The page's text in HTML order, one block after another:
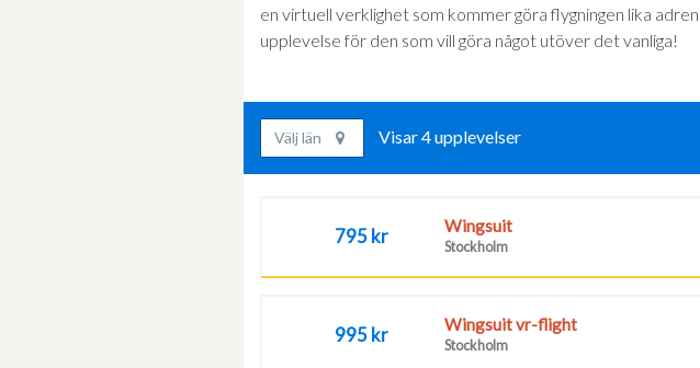
en virtuell verklighet som kommer göra flygningen lika
upplevelse för den som vill göra något utöver det vanliga!
Välj län Visar 4 upplevelser
795 kr Wingsuit
Stockholm
995 kr Wingsuit vr-flight
Stockholm